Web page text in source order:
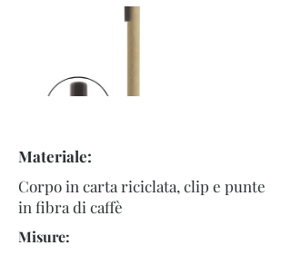
Materiale:
Corpo in carta riciclata, clip e punte
in fibra di caffè
Misure: